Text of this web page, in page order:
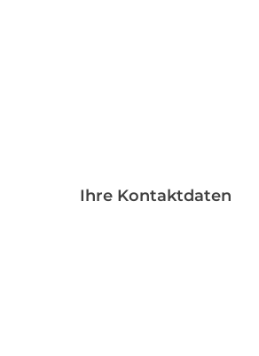
Ihre Kontaktdaten